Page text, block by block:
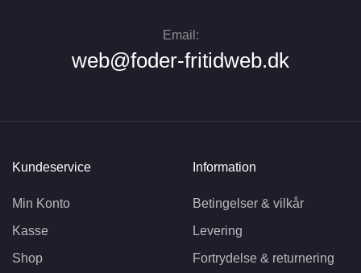
Email:
web@foder-fritidweb.dk
Kundeservice
Min Konto
Kasse
Shop
Information
Betingelser & vilkår
Levering
Fortrydelse & returnering